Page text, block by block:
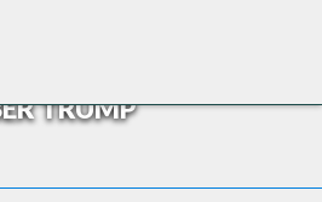
ALTEN SCHULE" –
(SPIEGEL ONLINE)
TRUMP